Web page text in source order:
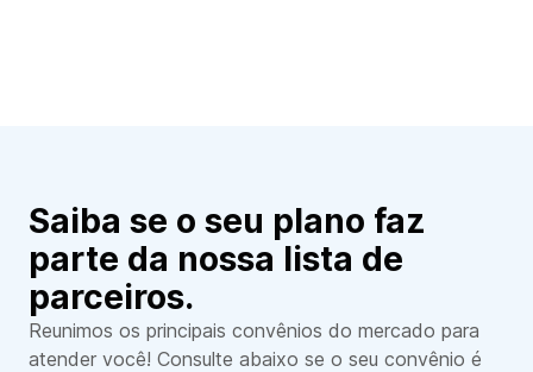
Saiba se o seu plano faz
parte da nossa lista de
parceiros.
Reunimos os principais convênios do mercado para
atender você! Consulte abaixo se o seu convênio é